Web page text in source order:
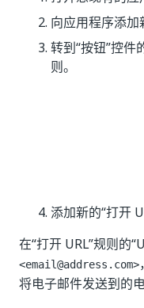
向应用程序添加
转到“按钮”控件
则。
添加新的“打开
在“打开 URL”规则的
<email@address.com>
将电子邮件发送到的